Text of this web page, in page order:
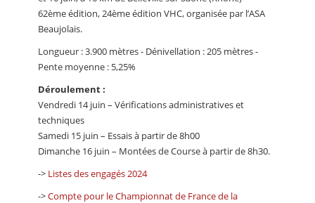
62ème édition, 24ème édition VHC, organisée par l’ASA
Beaujolais.
Longueur : 3.900 mètres - Dénivellation : 205 mètres -
Pente moyenne : 5,25%
Déroulement :
Vendredi 14 juin – Vérifications administratives et
techniques
Samedi 15 juin – Essais à partir de 8h00
Dimanche 16 juin – Montées de Course à partir de 8h30.
-> Listes des engagés 2024
->Compte pour le Championnat de France de la